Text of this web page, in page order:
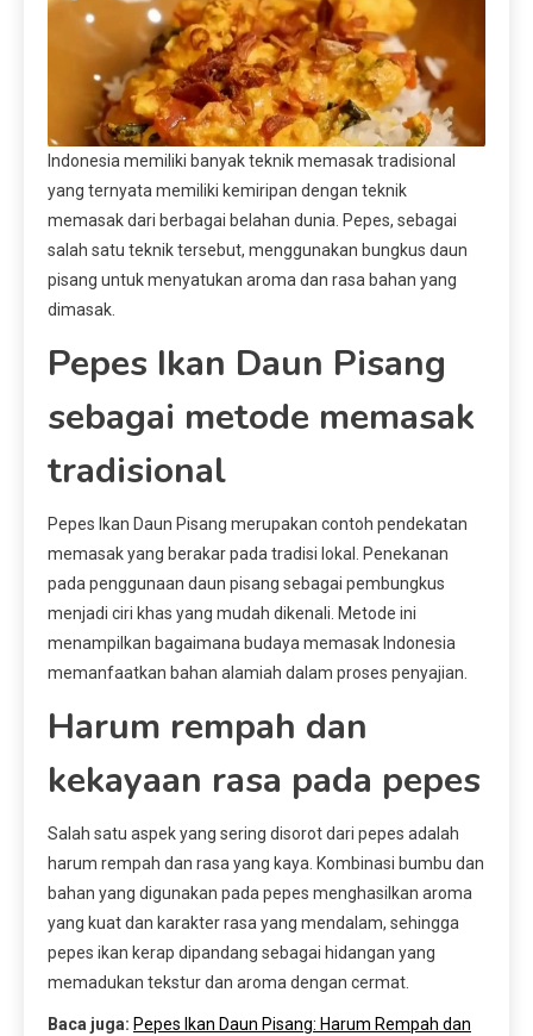
Indonesia memiliki banyak teknik memasak tradisional
yang ternyata memiliki kemiripan dengan teknik
memasak dari berbagai belahan dunia. Pepes, sebagai
salah satu teknik tersebut, menggunakan bungkus daun
pisang untuk menyatukan aroma dan rasa bahan yang
dimasak.
Pepes Ikan Daun Pisang
sebagai metode memasak
tradisional
Pepes Ikan Daun Pisang merupakan contoh pendekatan
memasak yang berakar pada tradisi lokal. Penekanan
pada penggunaan daun pisang sebagai pembungkus
menjadi ciri khas yang mudah dikenali. Metode ini
menampilkan bagaimana budaya memasak Indonesia
memanfaatkan bahan alamiah dalam proses penyajian.
Harum rempah dan
kekayaan rasa pada pepes
Salah satu aspek yang sering disorot dari pepes adalah
harum rempah dan rasa yang kaya. Kombinasi bumbu dan
bahan yang digunakan pada pepes menghasilkan aroma
yang kuat dan karakter rasa yang mendalam, sehingga
pepes ikan kerap dipandang sebagai hidangan yang
memadukan tekstur dan aroma dengan cermat.
Baca juga: Pepes Ikan Daun Pisang: Harum Rempah dan